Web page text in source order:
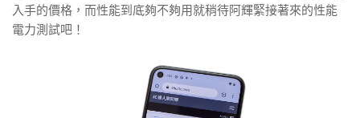
入手的價格，而性能到底夠不夠用就稍待阿輝緊接著來的性能
電力測試吧！